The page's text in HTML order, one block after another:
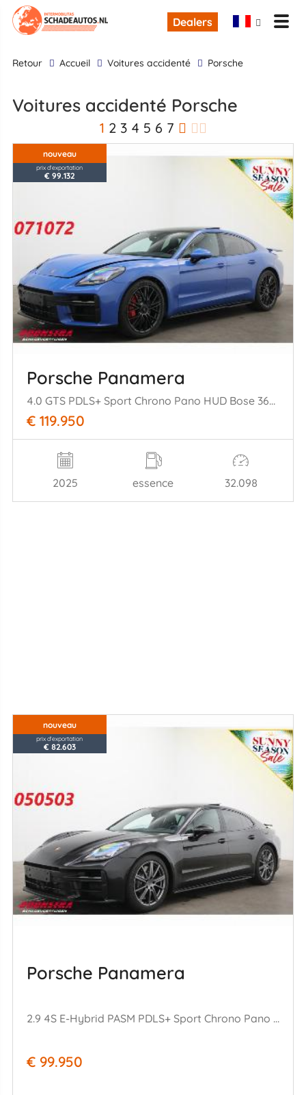
Dealers
retour Accueil Voitures accidenté Porsche
Voitures accidenté Porsche
1 2 3 4 5 6 7
nouveau
prix d'exportation
€ 99.132
Porsche Panamera
4.0 GTS PDLS+ Sport Chrono Pano HUD Bose 360° PASM
€ 119.950
2025 essence 32.098
nouveau
prix d'exportation
€ 82.603
Porsche Panamera
2.9 4S E-Hybrid PASM PDLS+ Sport Chrono Pano ACC 360° HUD SBL
€ 99.950